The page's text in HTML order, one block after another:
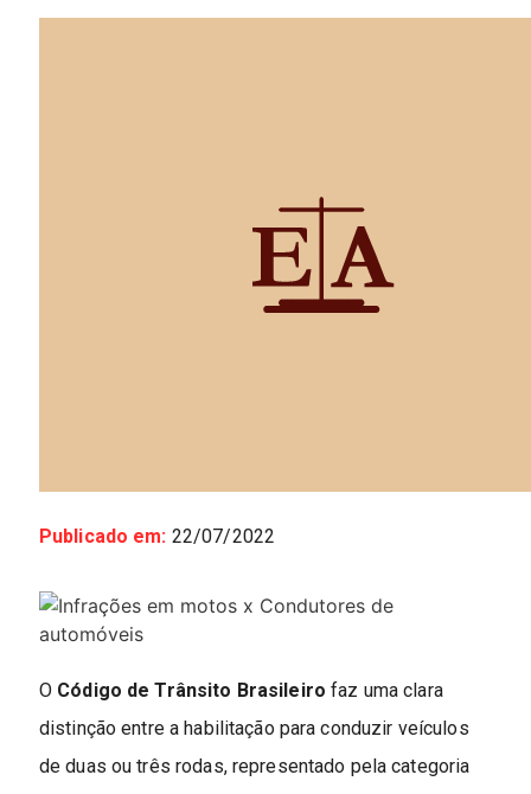
Publicado em: 22/07/2022
O Código de Trânsito Brasileiro faz uma clara
distinção entre a habilitação para conduzir veículos
de duas ou três rodas, representado pela categoria